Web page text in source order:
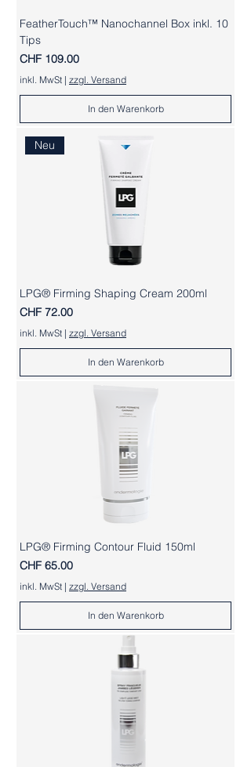
FeatherTouch™ Nanochannel Box inkl. 10
Tips
Preis
CHF 109.00
inkl. MwSt | zzgl. Versand
In den Warenkorb
Neu
LPG® Firming Shaping Cream 200ml
Preis
CHF 72.00
inkl. MwSt | zzgl. Versand
In den Warenkorb
LPG® Firming Contour Fluid 150ml
Preis
CHF 65.00
inkl. MwSt | zzgl. Versand
In den Warenkorb